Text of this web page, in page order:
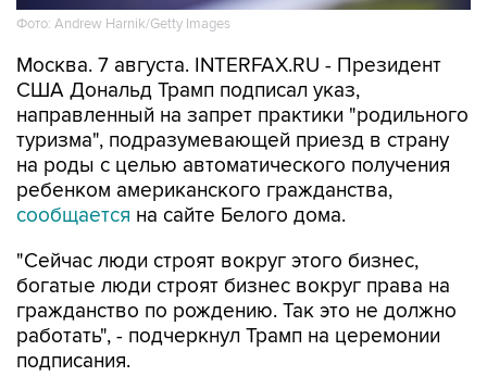
Фото: Andrew Harnik/Getty Images
Москва. 7 августа. INTERFAX.RU - Президент
США Дональд Трамп подписал указ,
направленный на запрет практики "родильного
туризма", подразумевающей приезд в страну
на роды с целью автоматического получения
ребенком американского гражданства,
сообщается на сайте Белого дома.
"Сейчас люди строят вокруг этого бизнес,
богатые люди строят бизнес вокруг права на
гражданство по рождению. Так это не должно
работать", - подчеркнул Трамп на церемонии
подписания.